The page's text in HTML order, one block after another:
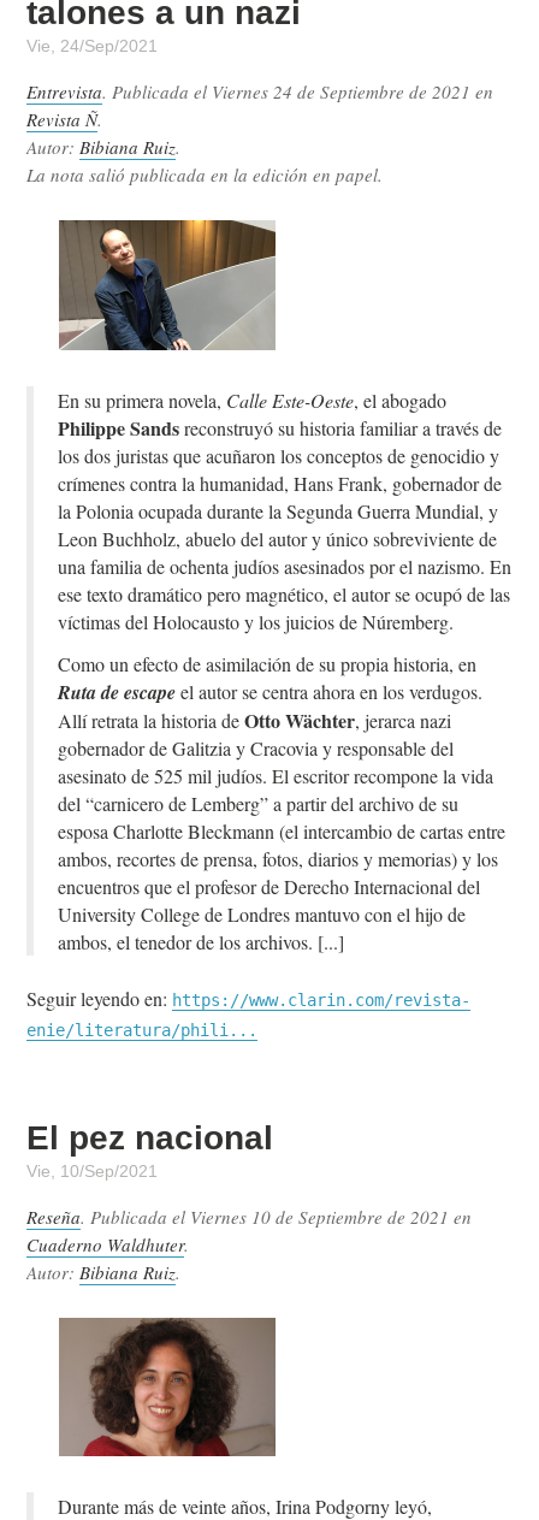
talones a un nazi
Vie, 24/Sep/2021
Entrevista. Publicada el Viernes 24 de Septiembre de 2021 en
Revista Ñ.
Autor:Bibiana Ruiz.
La nota salió publicada en la edición en papel.
En su primera novela, Calle Este-Oeste, el abogado
Philippe Sandsreconstruyó su historia familiar a través de
los dos juristas que acuñaron los conceptos de genocidio y
crímenes contra la humanidad, Hans Frank, gobernador de
la Polonia ocupada durante la Segunda Guerra Mundial, y
Leon Buchholz, abuelo del autor y único sobreviviente de
una familia de ochenta judíos asesinados por el nazismo. En
ese texto dramático pero magnético, el autor se ocupó de las
víctimas del Holocausto y los juicios de Núremberg.
Como un efecto de asimilación de su propia historia, en
Ruta de escapeel autor se centra ahora en los verdugos.
Allí retrata la historia deOtto Wächter, jerarca nazi
gobernador de Galitzia y Cracovia y responsable del
asesinato de 525 mil judíos. El escritor recompone la vida
del “carnicero de Lemberg” a partir del archivo de su
esposa Charlotte Bleckmann (el intercambio de cartas entre
ambos, recortes de prensa, fotos, diarios y memorias) y los
encuentros que el profesor de Derecho Internacional del
University College de Londres mantuvo con el hijo de
ambos, el tenedor de los archivos.
Seguir leyendo en: https://www.clarin.com/revista-
enie/literatura/phili...
El pez nacional
Vie, 10/Sep/2021
Reseña. Publicada el Viernes 10 de Septiembre de 2021 en
Cuaderno Waldhuter.
Autor:Bibiana Ruiz.
Durante más de veinte años, Irina Podgorny leyó,